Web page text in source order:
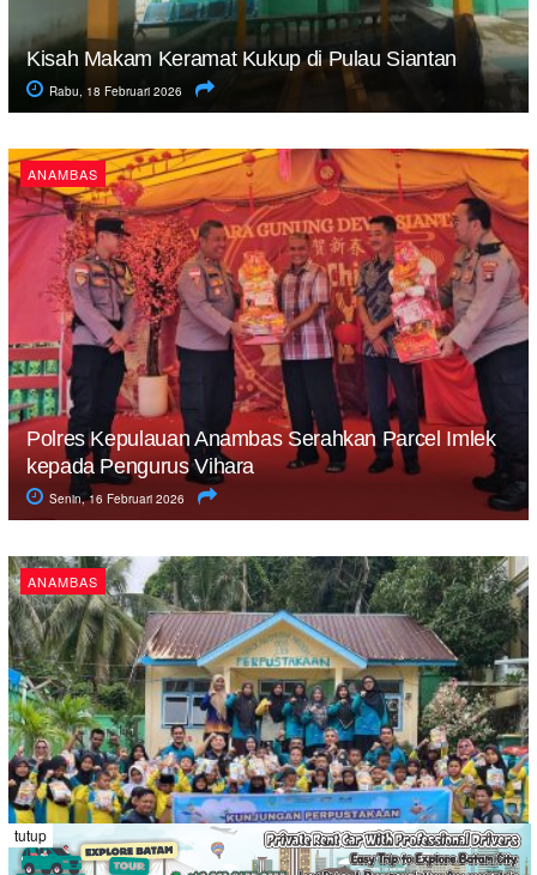
Kisah Makam Keramat Kukup di Pulau Siantan
Rabu, 18 Februari 2026
ANAMBAS
Polres Kepulauan Anambas Serahkan Parcel Imlek
kepada Pengurus Vihara
Senin, 16 Februari 2026
ANAMBAS
Tingkatkan Minat Baca, Motor Literasi Dinas
tutup